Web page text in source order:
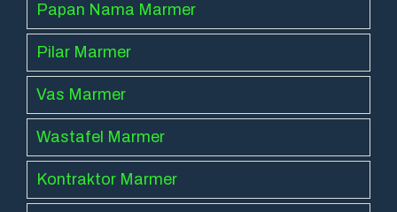
Papan Nama Marmer
Pilar Marmer
Vas Marmer
Wastafel Marmer
Kontraktor Marmer